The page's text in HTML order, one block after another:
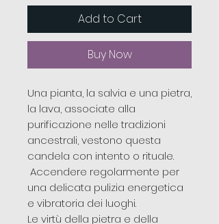
Add to Cart
Buy Now
Una pianta, la salvia e una pietra,
la lava, associate alla
purificazione nelle tradizioni
ancestrali, vestono questa
candela con intento o rituale.
Accendere regolarmente per
una delicata pulizia energetica
e vibratoria dei luoghi.
Le virtù della pietra e della